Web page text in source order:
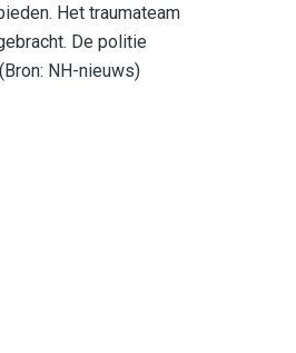
Het traumateam
De politie
NH-nieuws)